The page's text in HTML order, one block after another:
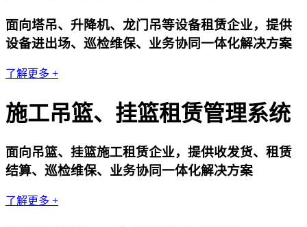
面向塔吊、升降机、龙门吊等设备租赁企业，提供
设备进出场、巡检维保、业务协同一体化解决方案
了解更多 +
施工吊篮、挂篮租赁管理系统
面向吊篮、挂篮施工租赁企业，提供收发货、租赁
结算、巡检维保、业务协同一体化解决方案
了解更多 +